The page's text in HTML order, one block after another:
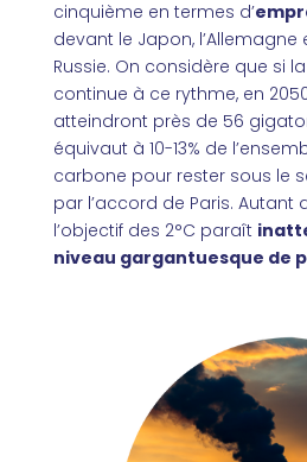
cinquième en termes d’
devant le Japon, l’Allemagne
Russie. On considère que si
continue à ce rythme, en
atteindront près de 56
équivaut à 10-13% de
carbone pour rester sous le
par l’accord de Paris. Autant
l’objectif des 2°C paraît
niveau gargantuesque de